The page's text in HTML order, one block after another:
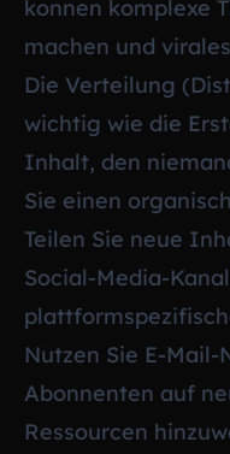
konnen komplexe
machen und
Die Verteilung
wichtig wie die
Inhalt, den
Sie einen
Teilen Sie neue
Social-Media-
Nutzen Sie E-
Abonnenten auf
Ressourcen